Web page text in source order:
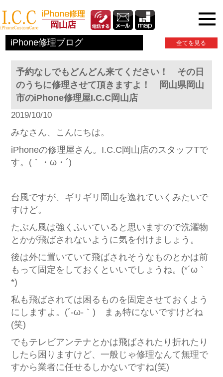
iPhone修理ブログ 全てを見る
予約なしでもどんどん来てください！ その日
のうちに修理させて頂きますよ！ 岡山県岡山
市のiPhone修理屋I.C.C岡山店
2019/10/10
みなさん、こんにちは。
iPhoneの修理屋さん。I.C.C岡山店のスタッフTで
す。(｀・ω・´)
台風ですが、ギリギリ岡山を逸れていくみたいで
すけど。
たぶん風は強くふいていると思いますので洗濯物
とかが飛ばされないように気を付けましょう。
後は外に置いていて飛ばされそうなものとかは前
もって固定をしておくといいでしょうね。(*´ω｀
*)
私も飛ばされては困るものを固定させておくよう
にしますよ。(´-ω-｀) まぁ特にないですけどね
(笑)
でもテレビアンテナとかは飛ばされたり折れたり
したら困りますけど、一般じゃ修理なんて無理で
すから業者に任せるしかないですね(笑)